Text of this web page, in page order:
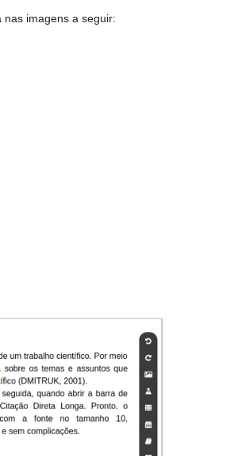
imagens a seguir: